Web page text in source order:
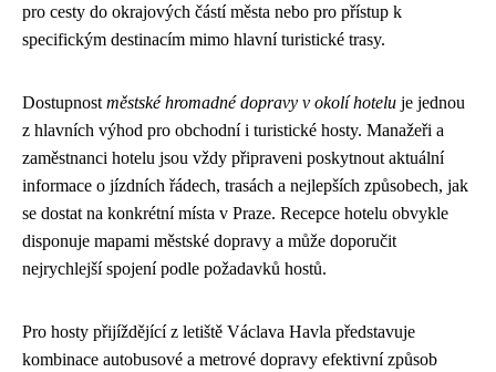
pro cesty do okrajových částí města nebo pro přístup k
specifickým destinacím mimo hlavní turistické trasy.
Dostupnost městské hromadné dopravy v okolí hotelu je jednou
z hlavních výhod pro obchodní i turistické hosty. Manažeři a
zaměstnanci hotelu jsou vždy připraveni poskytnout aktuální
informace o jízdních řádech, trasách a nejlepších způsobech, jak
se dostat na konkrétní místa v Praze. Recepce hotelu obvykle
disponuje mapami městské dopravy a může doporučit
nejrychlejší spojení podle požadavků hostů.
Pro hosty přijíždějící z letiště Václava Havla představuje
kombinace autobusové a metrové dopravy efektivní způsob